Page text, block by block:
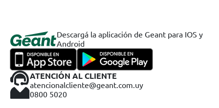
Descargá la aplicación de Geant para IOS y
Android
ATENCIÓN AL CLIENTE
atencionalcliente@geant.com.uy
0800 5020